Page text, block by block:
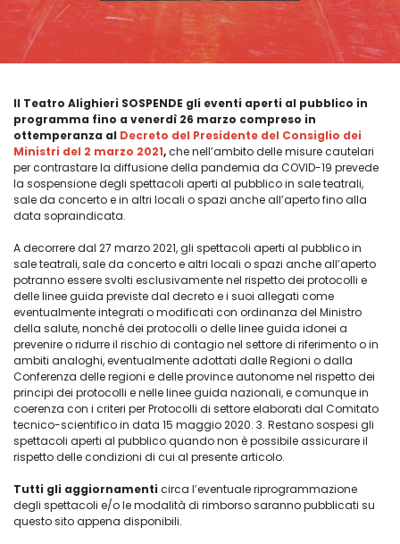
Il Teatro Alighieri SOSPENDE gli eventi aperti al pubblico in
programma fino a venerdì 26 marzo compreso in
ottemperanza al Decreto del Presidente del Consiglio dei
Ministri del 2 marzo 2021,che nell’ambito delle misure cautelari
per contrastare la diffusione della pandemia da COVID-19 prevede
la sospensione degli spettacoli aperti al pubblico in sale teatrali,
sale da concerto e in altri locali o spazi anche all’aperto fino alla
data sopraindicata.
A decorrere dal 27 marzo 2021, gli spettacoli aperti al pubblico in
sale teatrali, sale da concerto e altri locali o spazi anche all’aperto
potranno essere svolti esclusivamente nel rispetto dei protocolli e
delle linee guida previste dal decreto e i suoi allegati come
eventualmente integrati o modificati con ordinanza del Ministro
della salute, nonché dei protocolli o delle linee guida idonei a
prevenire o ridurre il rischio di contagio nel settore di riferimento o in
ambiti analoghi, eventualmente adottati dalle Regioni o dalla
Conferenza delle regioni e delle province autonome nel rispetto dei
principi dei protocolli e nelle linee guida nazionali, e comunque in
coerenza con i criteri per Protocolli di settore elaborati dal Comitato
tecnico-scientifico in data 15 maggio 2020. 3. Restano sospesi gli
spettacoli aperti al pubblico quando non è possibile assicurare il
rispetto delle condizioni di cui al presente articolo.
Tutti gli aggiornamenti circa l’eventuale riprogrammazione
degli spettacoli e/o le modalità di rimborso saranno pubblicati su
questo sito appena disponibili.